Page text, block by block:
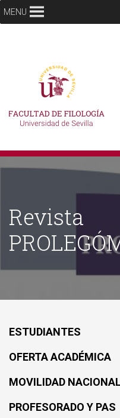
MENU
Revista
ESTUDIANTES
OFERTA ACADÉMICA
MOVILIDAD
PROFESORADO Y PAS